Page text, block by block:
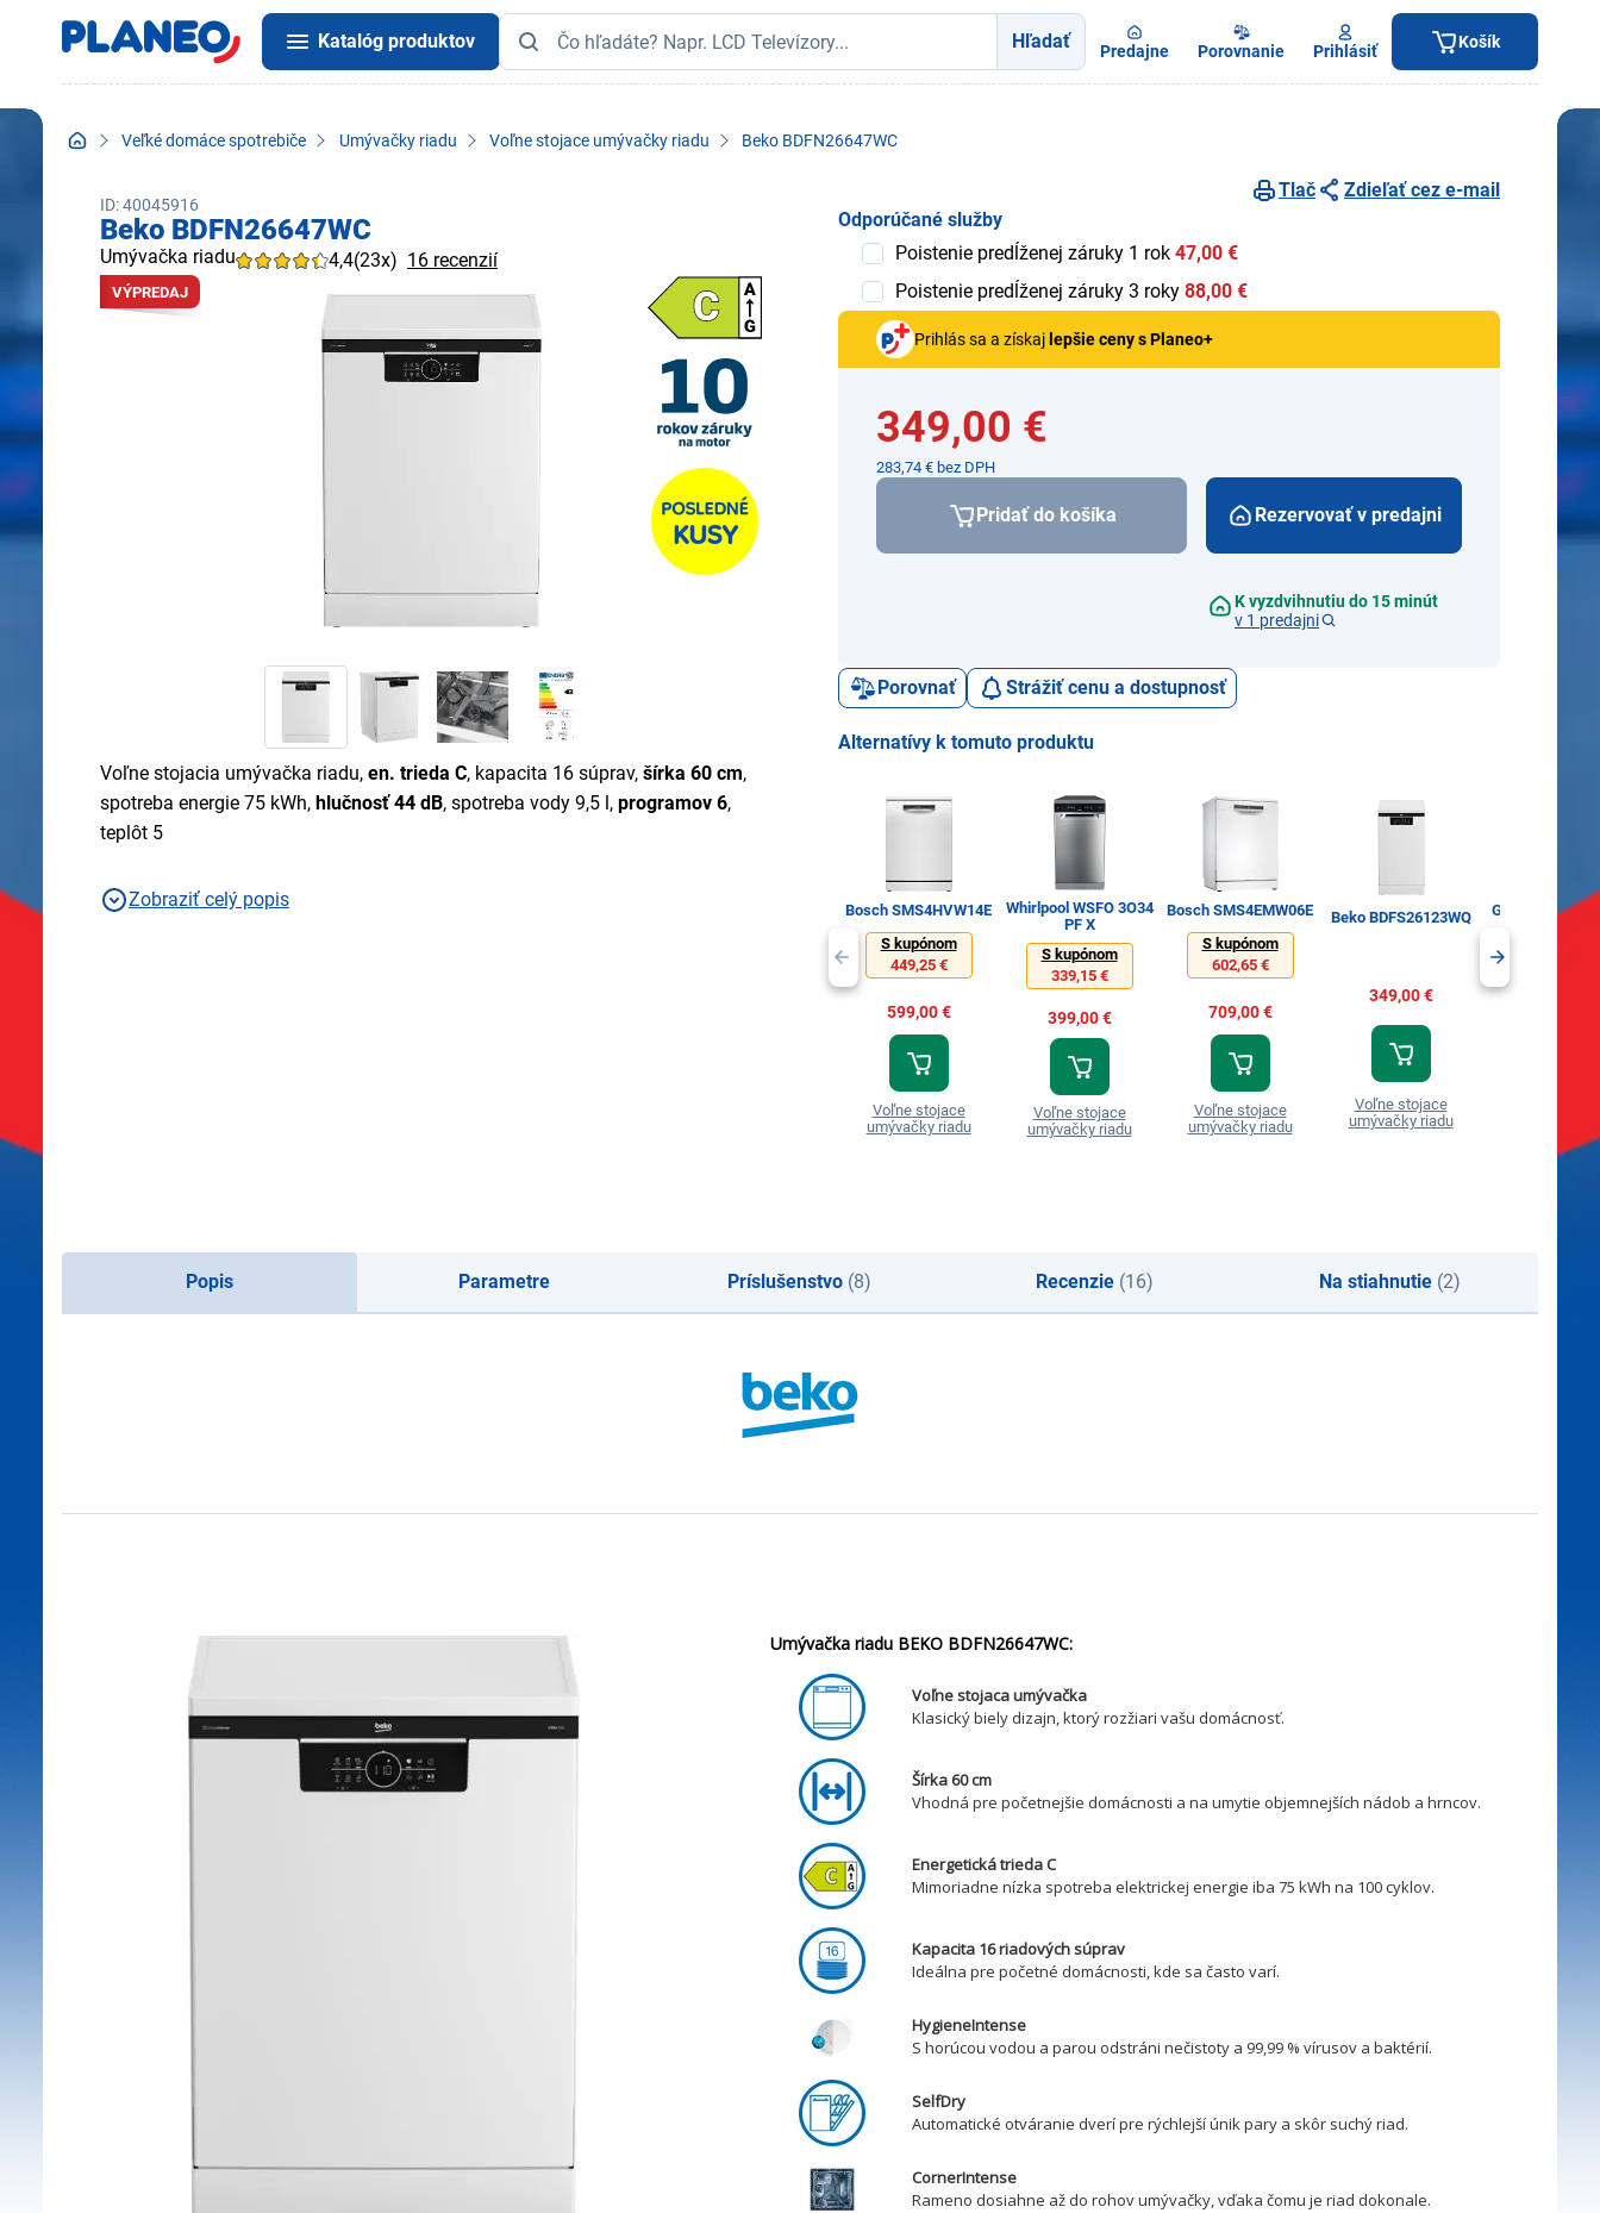
Katalóg produktov Hľadať Predajne Porovnanie Prihlásiť Košík
Veľké domáce spotrebiče Umývačky riadu Voľne stojace umývačky riadu Beko BDFN26647WC
ID: 40045916
Beko BDFN26647WC
Umývačka riadu 4,4(23x) 16 recenzií
VÝPREDAJ
Voľne stojacia umývačka riadu, en. trieda C, kapacita 16 súprav, šírka 60 cm,
spotreba energie 75 kWh, hlučnosť 44 dB, spotreba vody 9,5 l, programov 6,
teplôt 5
Zobraziť celý popis
Tlač
Zdieľať cez e-mail
Odporúčané služby
Poistenie predĺženej záruky 1 rok 47,00 €
Poistenie predĺženej záruky 3 roky 88,00 €
Prihlás sa a získaj lepšie ceny s Planeo+
349,00 €
283,74 € bez DPH
Pridať do košíka Rezervovať v predajni
K vyzdvihnutiu do 15 minút
v 1 predajni
Porovnať Strážiť cenu a dostupnosť
Alternatívy k tomuto produktu
Bosch SMS4HVW14E
S kupónom
449,25 €
599,00 €
Voľne stojace
umývačky riadu
Whirlpool WSFO 3O34
PF X
S kupónom
339,15 €
399,00 €
Voľne stojace
umývačky riadu
Bosch SMS4EMW06E
S kupónom
602,65 €
709,00 €
Voľne stojace
umývačky riadu
Beko BDFS26123WQ
349,00 €
Voľne stojace
umývačky riadu
Gorenje
Popis Parametre Príslušenstvo (8) Recenzie (16) Na stiahnutie (2)
Umývačka riadu BEKO BDFN26647WC:
Voľne stojaca umývačka
Klasický biely dizajn, ktorý rozžiari vašu domácnosť.
Šírka 60 cm
Vhodná pre početnejšie domácnosti a na umytie objemnejších nádob a hrncov.
Energetická trieda C
Mimoriadne nízka spotreba elektrickej energie iba 75 kWh na 100 cyklov.
Kapacita 16 riadových súprav
Ideálna pre početné domácnosti, kde sa často varí.
HygieneIntense
S horúcou vodou a parou odstráni nečistoty a 99,99 % vírusov a baktérií.
SelfDry
Automatické otváranie dverí pre rýchlejší únik pary a skôr suchý riad.
CornerIntense
Rameno dosiahne až do rohov umývačky, vďaka čomu je riad dokonale.